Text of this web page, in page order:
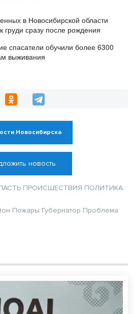
в Новосибирской области
груди сразу после рождения
спасатели обучили более 6300
выживания
Новосибирска
новость
ПРОИСШЕСТВИЯ ПОЛИТИКА
Пожары Губернатор Проблема